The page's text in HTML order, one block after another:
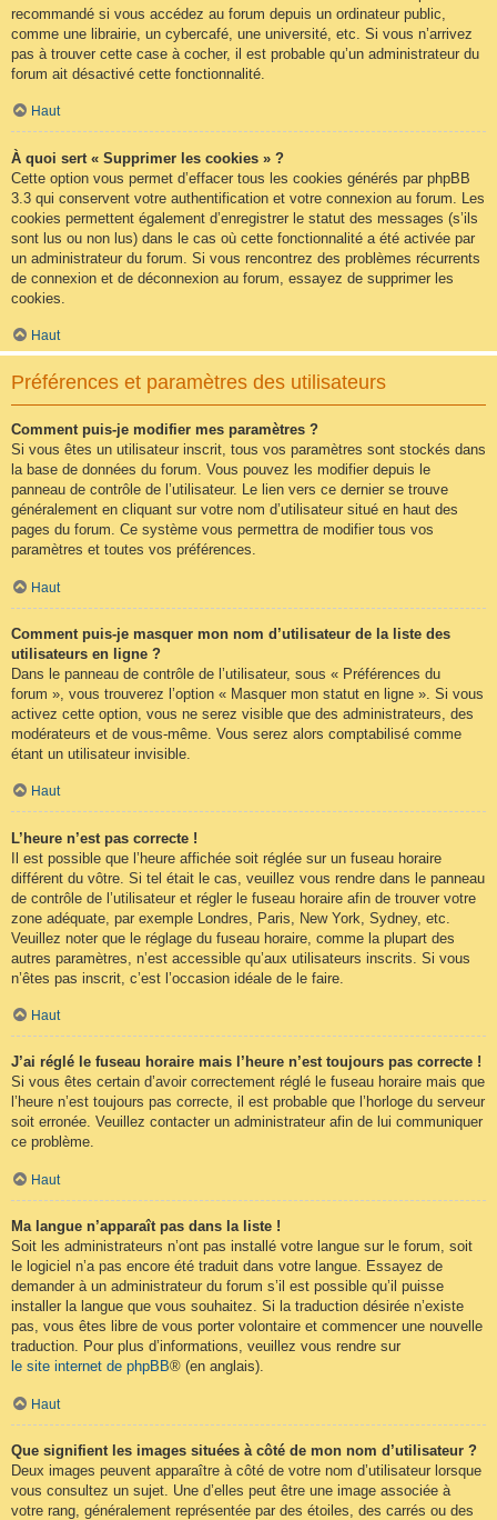
recommandé si vous accédez au forum depuis un ordinateur public,
comme une librairie, un cybercafé, une université, etc. Si vous n’arrivez
pas à trouver cette case à cocher, il est probable qu’un administrateur du
forum ait désactivé cette fonctionnalité.
Haut
À quoi sert « Supprimer les cookies » ?
Cette option vous permet d’effacer tous les cookies générés par phpBB
3.3 qui conservent votre authentification et votre connexion au forum. Les
cookies permettent également d’enregistrer le statut des messages (s’ils
sont lus ou non lus) dans le cas où cette fonctionnalité a été activée par
un administrateur du forum. Si vous rencontrez des problèmes récurrents
de connexion et de déconnexion au forum, essayez de supprimer les
cookies.
Haut
Préférences et paramètres des utilisateurs
Comment puis-je modifier mes paramètres ?
Si vous êtes un utilisateur inscrit, tous vos paramètres sont stockés dans
la base de données du forum. Vous pouvez les modifier depuis le
panneau de contrôle de l’utilisateur. Le lien vers ce dernier se trouve
généralement en cliquant sur votre nom d’utilisateur situé en haut des
pages du forum. Ce système vous permettra de modifier tous vos
paramètres et toutes vos préférences.
Haut
Comment puis-je masquer mon nom d’utilisateur de la liste des
utilisateurs en ligne ?
Dans le panneau de contrôle de l’utilisateur, sous « Préférences du
forum », vous trouverez l’option « Masquer mon statut en ligne ». Si vous
activez cette option, vous ne serez visible que des administrateurs, des
modérateurs et de vous-même. Vous serez alors comptabilisé comme
étant un utilisateur invisible.
Haut
L’heure n’est pas correcte !
Il est possible que l’heure affichée soit réglée sur un fuseau horaire
différent du vôtre. Si tel était le cas, veuillez vous rendre dans le panneau
de contrôle de l’utilisateur et régler le fuseau horaire afin de trouver votre
zone adéquate, par exemple Londres, Paris, New York, Sydney, etc.
Veuillez noter que le réglage du fuseau horaire, comme la plupart des
autres paramètres, n’est accessible qu’aux utilisateurs inscrits. Si vous
n’êtes pas inscrit, c’est l’occasion idéale de le faire.
Haut
J’ai réglé le fuseau horaire mais l’heure n’est toujours pas correcte !
Si vous êtes certain d’avoir correctement réglé le fuseau horaire mais que
l’heure n’est toujours pas correcte, il est probable que l’horloge du serveur
soit erronée. Veuillez contacter un administrateur afin de lui communiquer
ce problème.
Haut
Ma langue n’apparaît pas dans la liste !
Soit les administrateurs n’ont pas installé votre langue sur le forum, soit
le logiciel n’a pas encore été traduit dans votre langue. Essayez de
demander à un administrateur du forum s’il est possible qu’il puisse
installer la langue que vous souhaitez. Si la traduction désirée n’existe
pas, vous êtes libre de vous porter volontaire et commencer une nouvelle
traduction. Pour plus d’informations, veuillez vous rendre sur
le site internet de phpBB® (en anglais).
Haut
Que signifient les images situées à côté de mon nom d’utilisateur ?
Deux images peuvent apparaître à côté de votre nom d’utilisateur lorsque
vous consultez un sujet. Une d’elles peut être une image associée à
votre rang, généralement représentée par des étoiles, des carrés ou des